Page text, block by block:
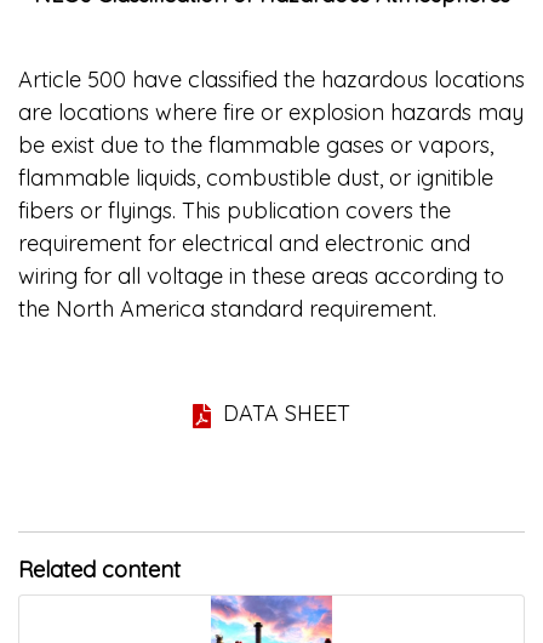
Article 500 have classified the hazardous locations
are locations where fire or explosion hazards may
be exist due to the flammable gases or vapors,
flammable liquids, combustible dust, or ignitible
fibers or flyings. This publication covers the
requirement for electrical and electronic and
wiring for all voltage in these areas according to
the North America standard requirement.
DATA SHEET
Related content